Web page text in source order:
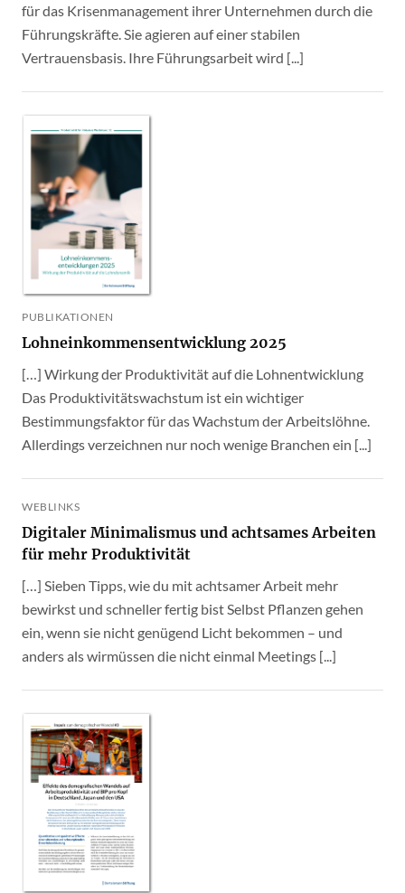
für das Krisenmanagement ihrer Unternehmen durch die
Führungskräfte. Sie agieren auf einer stabilen
Vertrauensbasis. Ihre Führungsarbeit wird [...]
PUBLIKATIONEN
Lohneinkommensentwicklung 2025
[…] Wirkung der Produktivität auf die Lohnentwicklung
Das Produktivitätswachstum ist ein wichtiger
Bestimmungsfaktor für das Wachstum der Arbeitslöhne.
Allerdings verzeichnen nur noch wenige Branchen ein [...]
WEBLINKS
Digitaler Minimalismus und achtsames Arbeiten
für mehr Produktivität
[…] Sieben Tipps, wie du mit achtsamer Arbeit mehr
bewirkst und schneller fertig bist Selbst Pflanzen gehen
ein, wenn sie nicht genügend Licht bekommen – und
anders als wirmüssen die nicht einmal Meetings [...]